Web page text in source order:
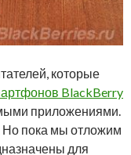
которые
BlackBerry
приложениями.
Но пока мы отложим
для